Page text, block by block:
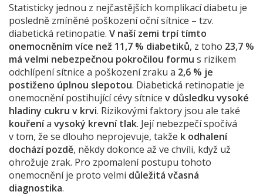
Statisticky jednou z nejčastějších komplikací diabetu je
posledně zmíněné poškození oční sítnice – tzv.
diabetická retinopatie. V naší zemi trpí tímto
onemocněním více než 11,7 % diabetiků, z toho 23,7 %
má velmi nebezpečnou pokročilou formu s rizikem
odchlípení sítnice a poškození zraku a 2,6 % je
postiženo úplnou slepotou. Diabetická retinopatie je
onemocnění postihující cévy sítnice v důsledku vysoké
hladiny cukru v krvi. Rizikovými faktory jsou ale také
kouřenía vysoký krevní tlak. Její nebezpečí spočívá
v tom, že se dlouho neprojevuje, takže k odhalení
dochází pozdě, někdy dokonce až ve chvíli, když už
ohrožuje zrak. Pro zpomalení postupu tohoto
onemocnění je proto velmi důležitá včasná
diagnostika.